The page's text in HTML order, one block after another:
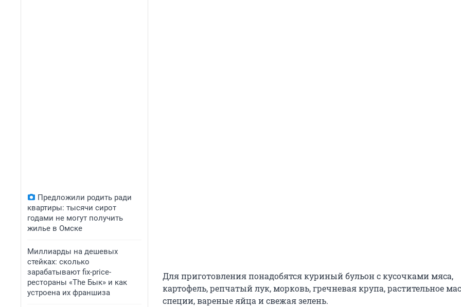
Предложили родить ради
квартиры: тысячи сирот
годами не могут получить
жилье в Омске
Миллиарды на дешевых
стейках: сколько
зарабатывают fix-price-
рестораны «The Бык» и как
устроена их франшиза
Для приготовления понадобятся куриный бульон с кусочками мяса,
картофель, репчатый лук, морковь, гречневая крупа, растительное
специи, вареные яйца и свежая зелень.